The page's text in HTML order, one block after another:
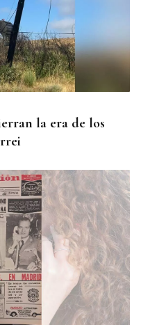
la era de los